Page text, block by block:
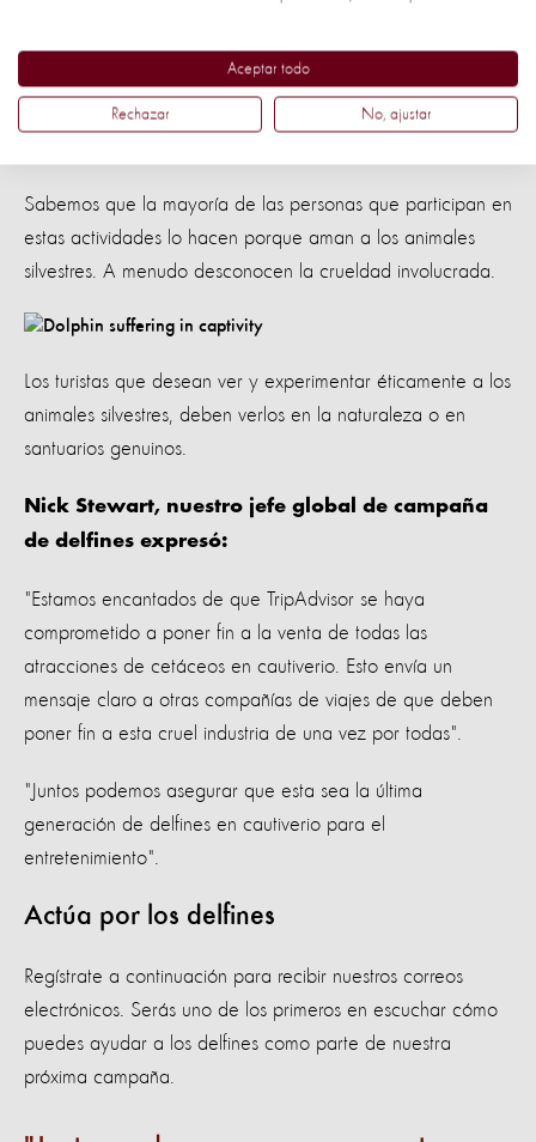
libres de crueldad, educativas y buenas para los esfuerzos
de conservación.
Sabemos que la mayoría de las personas que participan en
estas actividades lo hacen porque aman a los animales
silvestres. A menudo desconocen la crueldad involucrada.
Los turistas que desean ver y experimentar éticamente a los
animales silvestres, deben verlos en la naturaleza o en
santuarios genuinos.
Nick Stewart, nuestro jefe global de campaña
de delfines expresó:
"Estamos encantados de que TripAdvisor se haya
comprometido a poner fin a la venta de todas las
atracciones de cetáceos en cautiverio. Esto envía un
mensaje claro a otras compañías de viajes de que deben
poner fin a esta cruel industria de una vez por todas".
"Juntos podemos asegurar que esta sea la última
generación de delfines en cautiverio para el
entretenimiento".
Actúa por los delfines
Regístrate a continuación para recibir nuestros correos
electrónicos. Serás uno de los primeros en escuchar cómo
puedes ayudar a los delfines como parte de nuestra
próxima campaña.
Aceptar todo
Rechazar No, ajustar